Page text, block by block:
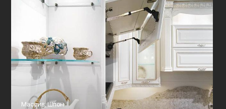
Массив, Шпон